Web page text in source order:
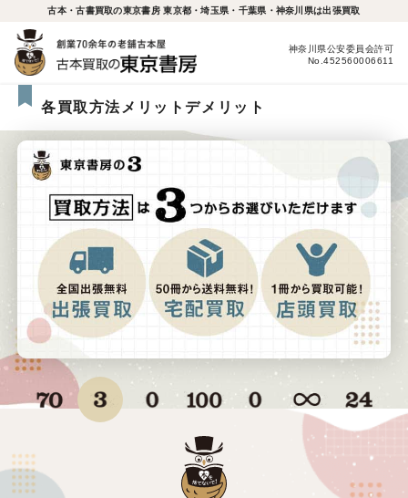
古本・古書買取の東京書房 東京都・埼玉県・千葉県・神奈川県は出張買取
神奈川県公安委員会許可
No.452560006611
各買取方法メリットデメリット